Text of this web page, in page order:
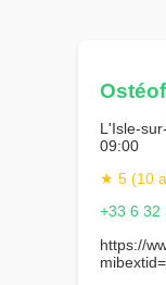
L'Isle-
09:00
★ 5 (10
+33 6 32
https://